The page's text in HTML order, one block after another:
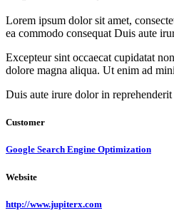
Lorem ipsum dolor sit amet,
ea commodo consequat Duis aute
Excepteur sint occaecat cupidatat
dolore magna aliqua. Ut enim ad
Duis aute irure dolor in
Customer
Google Search Engine Optimization
Website
http://www.jupiterx.com